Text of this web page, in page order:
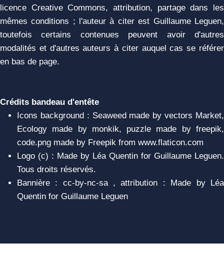
licence Creative Commons, attribution, partage dans les
mêmes conditions ; l'auteur à citer est Guillaume Leguen,
toutefois certains contenues peuvent avoir d'autres
modalités et d'autres auteurs à citer auquel cas se référer
en bas de page.
Crédits bandeau d'entête
Icons background : Seaweed made by vectors Market,
Ecology made by monkik, puzzle made by freepik,
code.png made by Freepik from www.flaticon.com
Logo (c) : Made by Léa Quentin for Guillaume Leguen.
Tous droits réservés.
Bannière : cc-by-nc-sa , attribution : Made by Léa
Quentin for Guillaume Leguen